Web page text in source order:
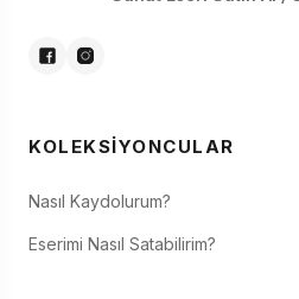
KOLEKSIYONCULAR
Nasıl Kaydolurum?
Eserimi Nasıl Satabilirim?